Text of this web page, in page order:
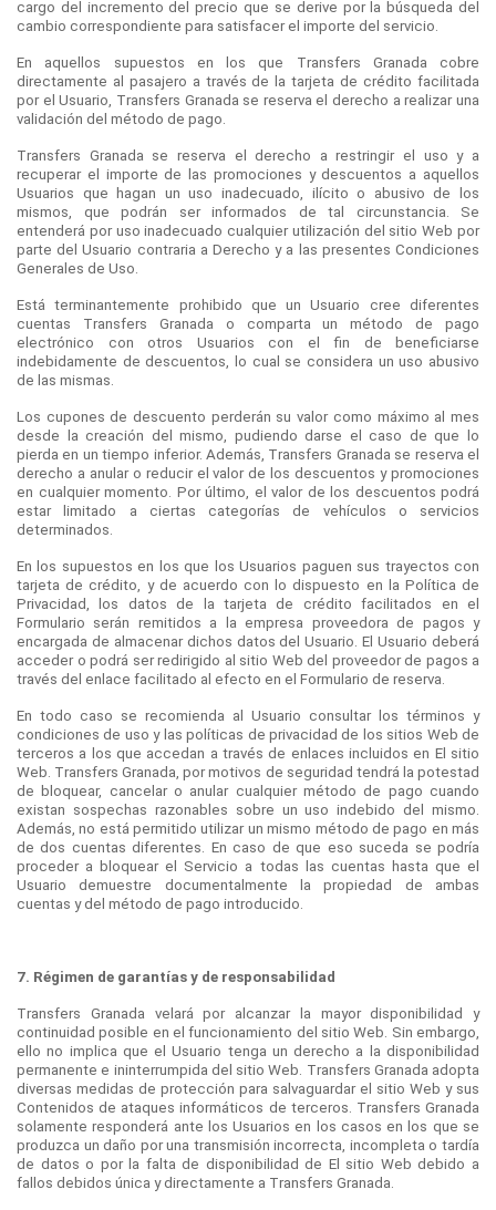
cargo del incremento del precio que se derive por la búsqueda del
cambio correspondiente para satisfacer el importe del servicio.
En aquellos supuestos en los que Transfers Granada cobre
directamente al pasajero a través de la tarjeta de crédito facilitada
por el Usuario, Transfers Granada se reserva el derecho a realizar una
validación del método de pago.
Transfers Granada se reserva el derecho a restringir el uso y a
recuperar el importe de las promociones y descuentos a aquellos
Usuarios que hagan un uso inadecuado, ilícito o abusivo de los
mismos, que podrán ser informados de tal circunstancia. Se
entenderá por uso inadecuado cualquier utilización del sitio Web por
parte del Usuario contraria a Derecho y a las presentes Condiciones
Generales de Uso.
Está terminantemente prohibido que un Usuario cree diferentes
cuentas Transfers Granada o comparta un método de pago
electrónico con otros Usuarios con el fin de beneficiarse
indebidamente de descuentos, lo cual se considera un uso abusivo
de las mismas.
Los cupones de descuento perderán su valor como máximo al mes
desde la creación del mismo, pudiendo darse el caso de que lo
pierda en un tiempo inferior. Además, Transfers Granada se reserva el
derecho a anular o reducir el valor de los descuentos y promociones
en cualquier momento. Por último, el valor de los descuentos podrá
estar limitado a ciertas categorías de vehículos o servicios
determinados.
En los supuestos en los que los Usuarios paguen sus trayectos con
tarjeta de crédito, y de acuerdo con lo dispuesto en la Política de
Privacidad, los datos de la tarjeta de crédito facilitados en el
Formulario serán remitidos a la empresa proveedora de pagos y
encargada de almacenar dichos datos del Usuario. El Usuario deberá
acceder o podrá ser redirigido al sitio Web del proveedor de pagos a
través del enlace facilitado al efecto en el Formulario de reserva.
En todo caso se recomienda al Usuario consultar los términos y
condiciones de uso y las políticas de privacidad de los sitios Web de
terceros a los que accedan a través de enlaces incluidos en El sitio
Web. Transfers Granada, por motivos de seguridad tendrá la potestad
de bloquear, cancelar o anular cualquier método de pago cuando
existan sospechas razonables sobre un uso indebido del mismo.
Además, no está permitido utilizar un mismo método de pago en más
de dos cuentas diferentes. En caso de que eso suceda se podría
proceder a bloquear el Servicio a todas las cuentas hasta que el
Usuario demuestre documentalmente la propiedad de ambas
cuentas y del método de pago introducido.
7. Régimen de garantías y de responsabilidad
Transfers Granada velará por alcanzar la mayor disponibilidad y
continuidad posible en el funcionamiento del sitio Web. Sin embargo,
ello no implica que el Usuario tenga un derecho a la disponibilidad
permanente e ininterrumpida del sitio Web. Transfers Granada adopta
diversas medidas de protección para salvaguardar el sitio Web y sus
Contenidos de ataques informáticos de terceros. Transfers Granada
solamente responderá ante los Usuarios en los casos en los que se
produzca un daño por una transmisión incorrecta, incompleta o tardía
de datos o por la falta de disponibilidad de El sitio Web debido a
fallos debidos única y directamente a Transfers Granada.